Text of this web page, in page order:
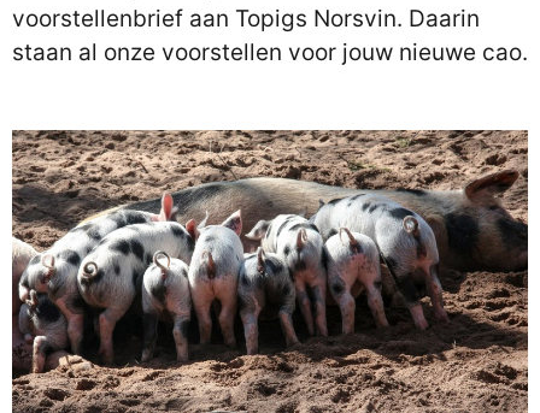
voorstellenbrief aan Topigs Norsvin. Daarin
staan al onze voorstellen voor jouw nieuwe cao.